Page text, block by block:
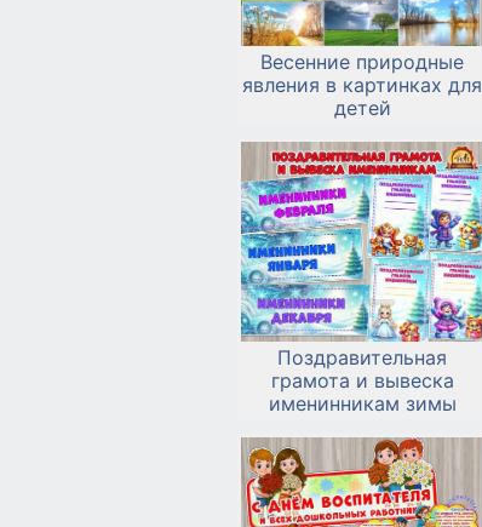
Весенние природные
явления в картинках для
детей
Поздравительная
грамота и вывеска
именинникам зимы